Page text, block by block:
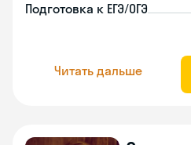
Подготовка к ЕГЭ/ОГЭ
Читать дальше